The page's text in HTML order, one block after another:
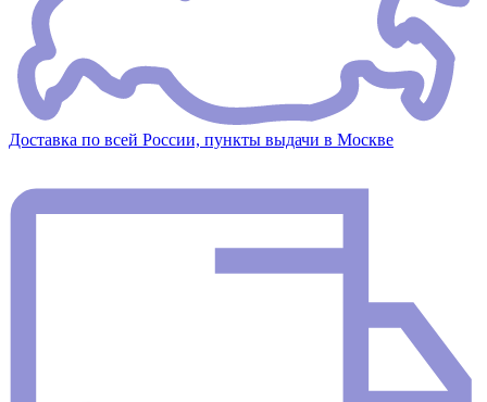
Доставка по всей России, пункты выдачи в Москве